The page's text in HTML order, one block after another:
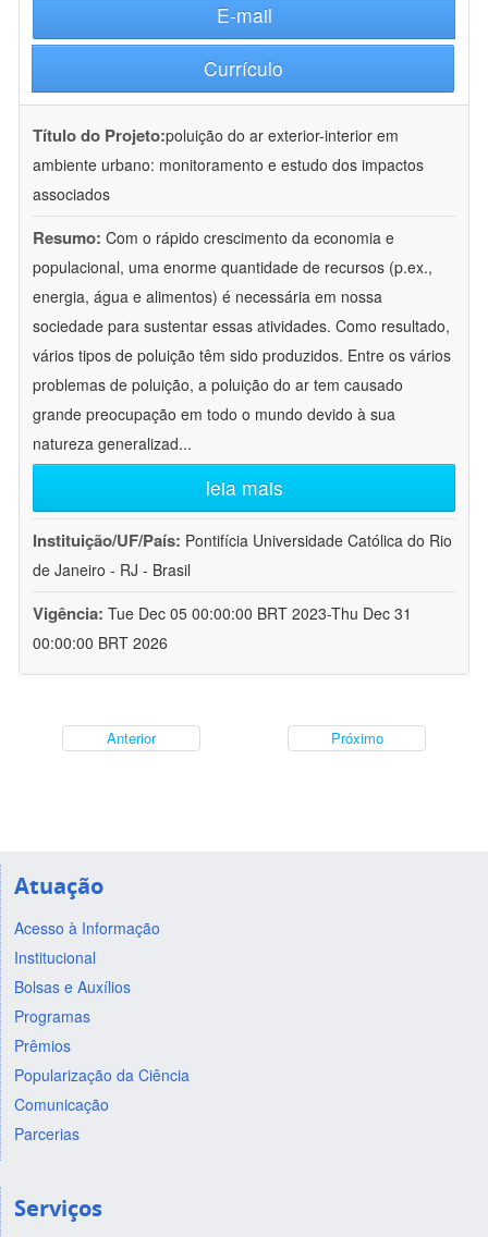
E-mail
Currículo
Título do Projeto:poluição do ar exterior-interior em
ambiente urbano: monitoramento e estudo dos impactos
associados
Resumo: Com o rápido crescimento da economia e
populacional, uma enorme quantidade de recursos (p.ex.,
energia, água e alimentos) é necessária em nossa
sociedade para sustentar essas atividades. Como resultado,
vários tipos de poluição têm sido produzidos. Entre os vários
problemas de poluição, a poluição do ar tem causado
grande preocupação em todo o mundo devido à sua
natureza generalizad...
leia mais
Instituição/UF/País: Pontifícia Universidade Católica do Rio
de Janeiro - RJ - Brasil
Vigência: Tue Dec 05 00:00:00 BRT 2023-Thu Dec 31
00:00:00 BRT 2026
Anterior Próximo
Atuação
Acesso à Informação
Institucional
Bolsas e Auxílios
Programas
Prêmios
Popularização da Ciência
Comunicação
Parcerias
Serviços